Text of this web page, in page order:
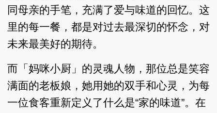
同母亲的手笔，充满了爱与味道的回忆。这
里的每一餐，都是对过去最深切的怀念，对
未来最美好的期待。
而「妈咪小厨」的灵魂人物，那位总是笑容
满面的老板娘，她用她的双手和心灵，为每
一位食客重新定义了什么是“家的味道”。在